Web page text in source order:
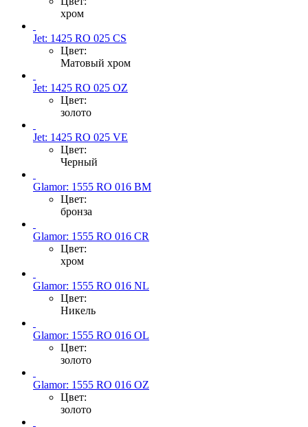
хром
Jet: 1425 RO 025 CS
Цвет:
Матовый хром
Jet: 1425 RO 025 OZ
Цвет:
золото
Jet: 1425 RO 025 VE
Цвет:
Черный
Glamor: 1555 RO 016 BM
Цвет:
бронза
Glamor: 1555 RO 016 CR
Цвет:
хром
Glamor: 1555 RO 016 NL
Цвет:
Никель
Glamor: 1555 RO 016 OL
Цвет:
золото
Glamor: 1555 RO 016 OZ
Цвет:
золото